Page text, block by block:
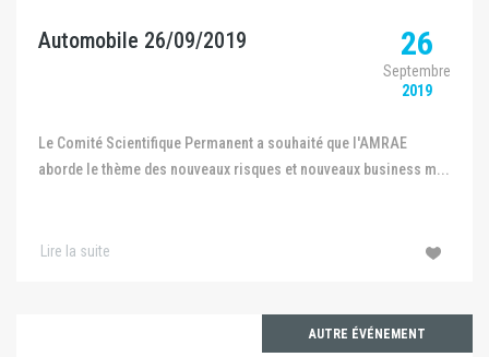
Automobile 26/09/2019 26
Septembre
2019
Le Comité Scientifique Permanent a souhaité que l'AMRAE
aborde le thème des nouveaux risques et nouveaux business m...
Lire la suite
AUTRE ÉVÉNEMENT